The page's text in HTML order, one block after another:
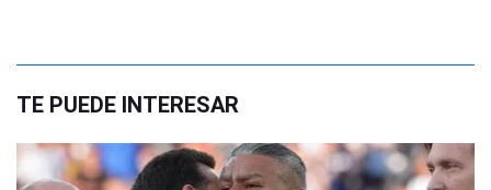
TE PUEDE INTERESAR